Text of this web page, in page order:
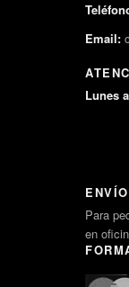
Email:
Lunes
ENVÍO
Para
en